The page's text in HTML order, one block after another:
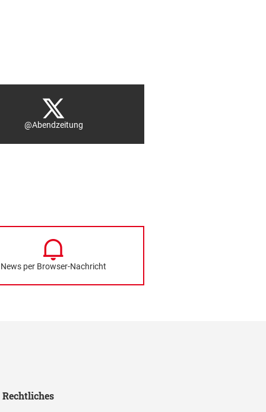
@Abendzeitung
News per Browser-Nachricht
Rechtliches